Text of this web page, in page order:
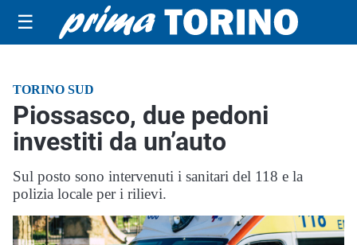
☰
TORINO SUD
Piossasco, due pedoni
investiti da un’auto
Sul posto sono intervenuti i sanitari del 118 e la
polizia locale per i rilievi.